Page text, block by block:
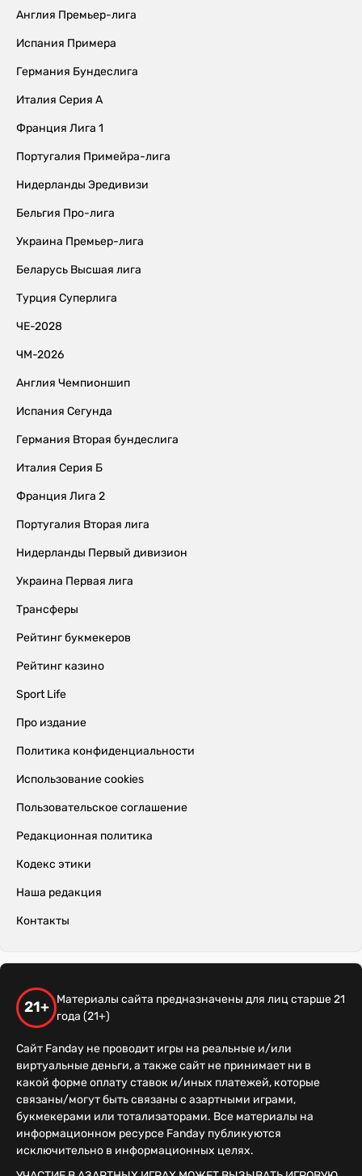
Англия Премьер-лига
Испания Примера
Германия Бундеслига
Италия Серия А
Франция Лига 1
Португалия Примейра-лига
Нидерланды Эредивизи
Бельгия Про-лига
Украина Премьер-лига
Беларусь Высшая лига
Турция Суперлига
ЧЕ-2028
ЧМ-2026
Англия Чемпионшип
Испания Сегунда
Германия Вторая бундеслига
Италия Серия Б
Франция Лига 2
Португалия Вторая лига
Нидерланды Первый дивизион
Украина Первая лига
Трансферы
Рейтинг букмекеров
Рейтинг казино
Sport Life
Про издание
Политика конфиденциальности
Использование cookies
Пользовательское соглашение
Редакционная политика
Кодекс этики
Наша редакция
Контакты
21+
Материалы сайта предназначены для лиц старше 21
года (21+)
Сайт Fanday не проводит игры на реальные и/или
виртуальные деньги, а также сайт не принимает ни в
какой форме оплату ставок и/иных платежей, которые
связаны/могут быть связаны с азартными играми,
букмекерами или тотализаторами. Все материалы на
информационном ресурсе Fanday публикуются
исключительно в информационных целях.